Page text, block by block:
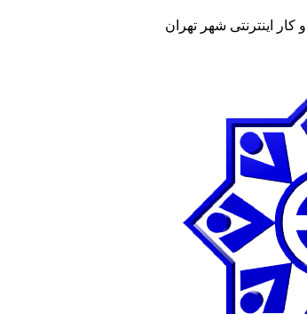
اینترنتی شهر تهران